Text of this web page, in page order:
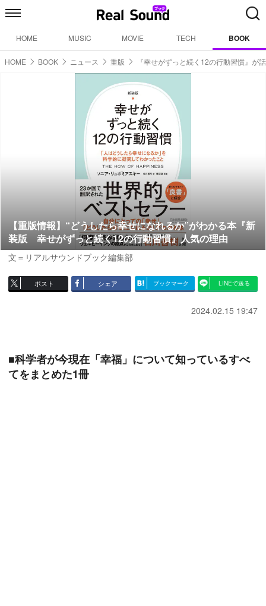
HOME MUSIC MOVIE TECH BOOK
HOME BOOK ニュース 重版 『幸せがずっと続く12の行動習慣』が
【重版情報】“どうしたら幸せになれるか”がわかる本『新
装版 幸せがずっと続く12の行動習慣』人気の理由
文＝リアルサウンドブック編集部
ポスト シェア ブックマーク LINEで送る
2024.02.15 19:47
■科学者が今現在「幸福」について知っているすべ
てをまとめた1冊